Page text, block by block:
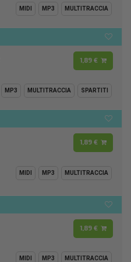
MIDI MP3 MULTITRACCIA
1,89 €
MP3 MULTITRACCIA SPARTITI
1,89 €
MIDI MP3 MULTITRACCIA
1,89 €
MIDI MP3 MULTITRACCIA